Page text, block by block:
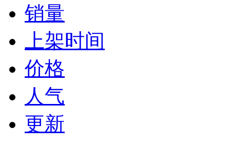
销量
上架时间
价格
人气
更新